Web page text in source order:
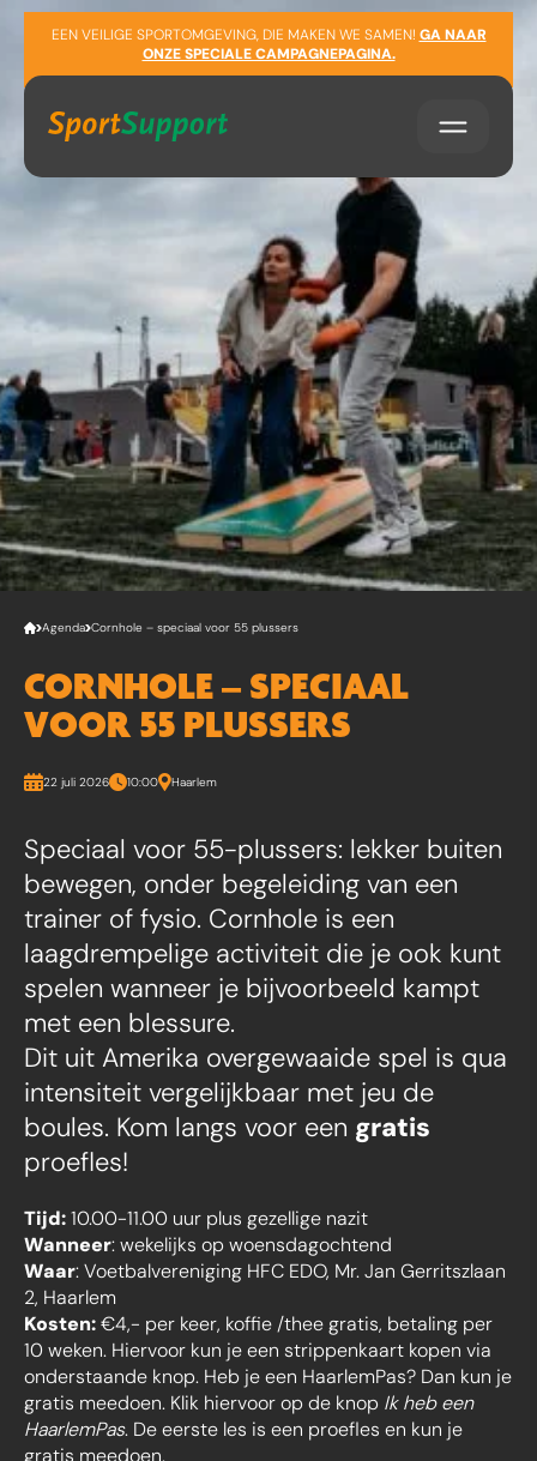
Sla navigatie over
EEN VEILIGE SPORTOMGEVING, DIE MAKEN WE SAMEN! GA NAAR
ONZE SPECIALE CAMPAGNEPAGINA.
Agenda Cornhole – speciaal voor 55 plussers
CORNHOLE – SPECIAAL
VOOR 55 PLUSSERS
22 juli 2026 10:00 Haarlem
Speciaal voor 55-plussers: lekker buiten
bewegen, onder begeleiding van een
trainer of fysio. Cornhole is een
laagdrempelige activiteit die je ook kunt
spelen wanneer je bijvoorbeeld kampt
met een blessure.
Dit uit Amerika overgewaaide spel is qua
intensiteit vergelijkbaar met jeu de
boules. Kom langs voor een gratis
proefles!
Tijd:10.00-11.00 uur plus gezellige nazit
Wanneer: wekelijks op woensdagochtend
Waar: Voetbalvereniging HFC EDO, Mr. Jan Gerritszlaan
2, Haarlem
Kosten:€4,- per keer, koffie /thee gratis, betaling per
10 weken. Hiervoor kun je een strippenkaart kopen via
onderstaande knop. Heb je een HaarlemPas? Dan kun je
gratis meedoen. Klik hiervoor op de knop Ik heb een
HaarlemPas. De eerste les is een proefles en kun je
gratis meedoen.